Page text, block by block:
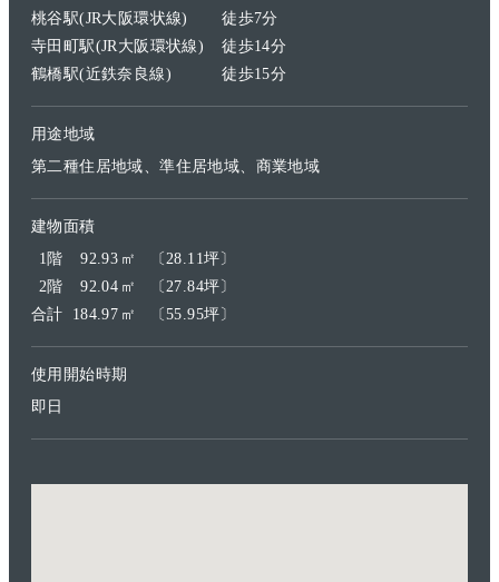
桃谷駅(JR大阪環状線)
徒歩7分
寺田町駅(JR大阪環状線)
徒歩14分
鶴橋駅(近鉄奈良線)
徒歩15分
用途地域
第二種住居地域、準住居地域、商業地域
建物面積
1階
92.93 ㎡
〔28.11坪〕
2階
92.04 ㎡
〔27.84坪〕
合計
184.97 ㎡ 〔55.95坪〕
使用開始時期
即日